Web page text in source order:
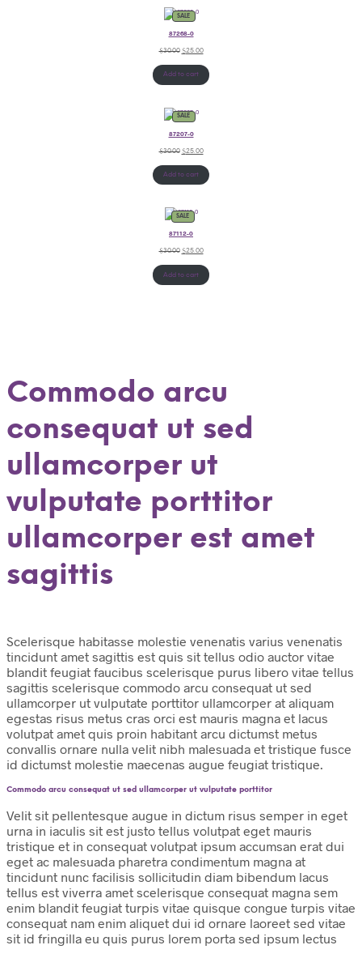
SALE
87268-0
$30.00 $25.00
Add to cart
SALE
87207-0
$30.00 $25.00
Add to cart
SALE
87112-0
$30.00 $25.00
Add to cart
Commodo arcu
consequat ut sed
ullamcorper ut
vulputate porttitor
ullamcorper est amet
sagittis
Scelerisque habitasse molestie venenatis varius venenatis
tincidunt amet sagittis est quis sit tellus odio auctor vitae
blandit feugiat faucibus scelerisque purus libero vitae tellus
sagittis scelerisque commodo arcu consequat ut sed
ullamcorper ut vulputate porttitor ullamcorper at aliquam
egestas risus metus cras orci est mauris magna et lacus
volutpat amet quis proin habitant arcu dictumst metus
convallis ornare nulla velit nibh malesuada et tristique fusce
id dictumst molestie maecenas augue feugiat tristique.
Commodo arcu consequat ut sed ullamcorper ut vulputate porttitor
Velit sit pellentesque augue in dictum risus semper in eget
urna in iaculis sit est justo tellus volutpat eget mauris
tristique et in consequat volutpat ipsum accumsan erat dui
eget ac malesuada pharetra condimentum magna at
tincidunt nunc facilisis sollicitudin diam bibendum lacus
tellus est viverra amet scelerisque consequat magna sem
enim blandit feugiat turpis vitae quisque congue turpis vitae
consequat nam enim aliquet dui id ornare laoreet sed vitae
sit id fringilla eu quis purus lorem porta sed ipsum lectus